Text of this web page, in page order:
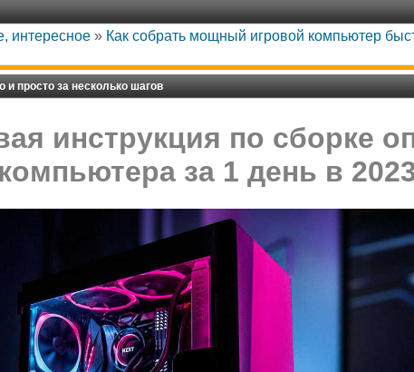
интересное » Как собрать мощный игровой компьютер
просто за несколько шагов
инструкция по сборке
за 1 день в